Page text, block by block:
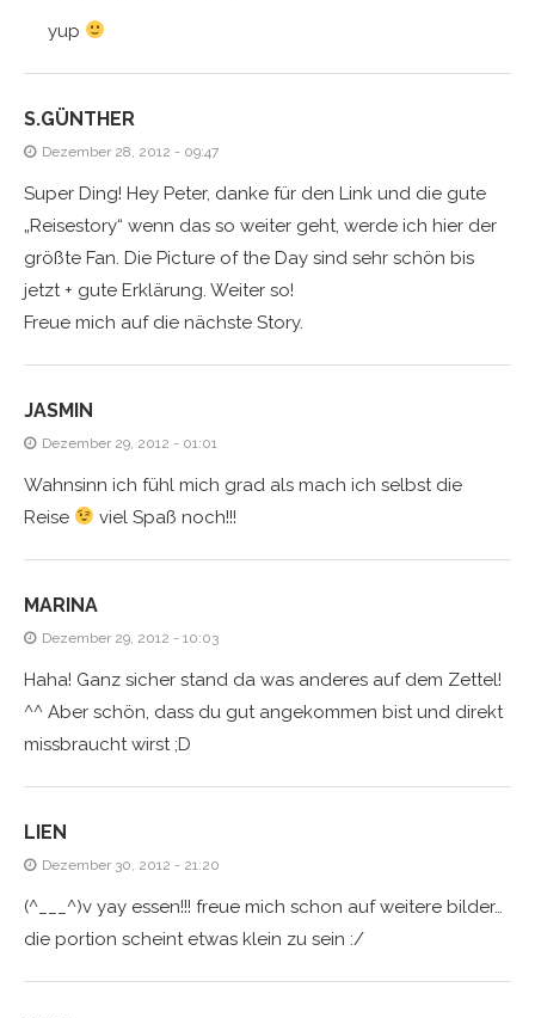
yup
S.GÜNTHER
Dezember 28, 2012 - 09:47
Super Ding! Hey Peter, danke für den Link und die gute
„Reisestory“ wenn das so weiter geht, werde ich hier der
größte Fan. Die Picture of the Day sind sehr schön bis
jetzt + gute Erklärung. Weiter so!
Freue mich auf die nächste Story.
JASMIN
Dezember 29, 2012 - 01:01
Wahnsinn ich fühl mich grad als mach ich selbst die
Reise
viel Spaß noch!!!
MARINA
Dezember 29, 2012 - 10:03
Haha! Ganz sicher stand da was anderes auf dem Zettel!
^^ Aber schön, dass du gut angekommen bist und direkt
missbraucht wirst ;D
LIEN
Dezember 30, 2012 - 21:20
(^___^)v yay essen!!! freue mich schon auf weitere bilder…
die portion scheint etwas klein zu sein :/